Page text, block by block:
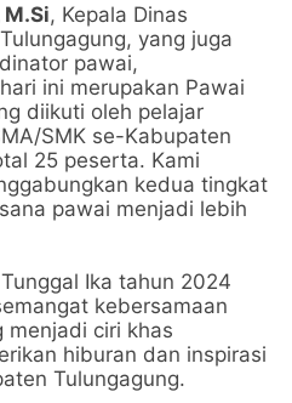
M.Si, Kepala Dinas
yang juga
pawai,
ini merupakan Pawai
diikuti oleh pelajar
SMK se-Kabupaten
25 peserta. Kami
kedua tingkat
pawai menjadi lebih
Ika tahun 2024
kebersamaan
menjadi ciri khas
hiburan dan inspirasi
Tulungagung.